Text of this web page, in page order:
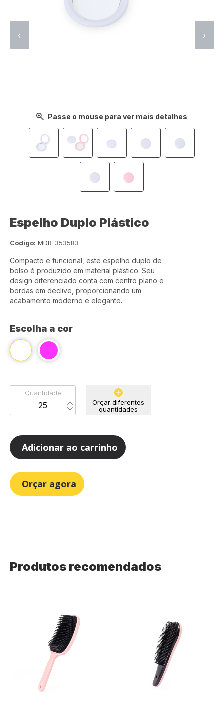
Passe o mouse para ver mais detalhes
‹ ›
Espelho Duplo Plástico
Código: MDR-353583
Compacto e funcional, este espelho duplo de
bolso é produzido em material plástico. Seu
design diferenciado conta com centro plano e
bordas em declive, proporcionando um
acabamento moderno e elegante.
Escolha a cor
Quantidade
Orçar diferentes
quantidades
Adicionar ao carrinho
Orçar agora
Produtos recomendados